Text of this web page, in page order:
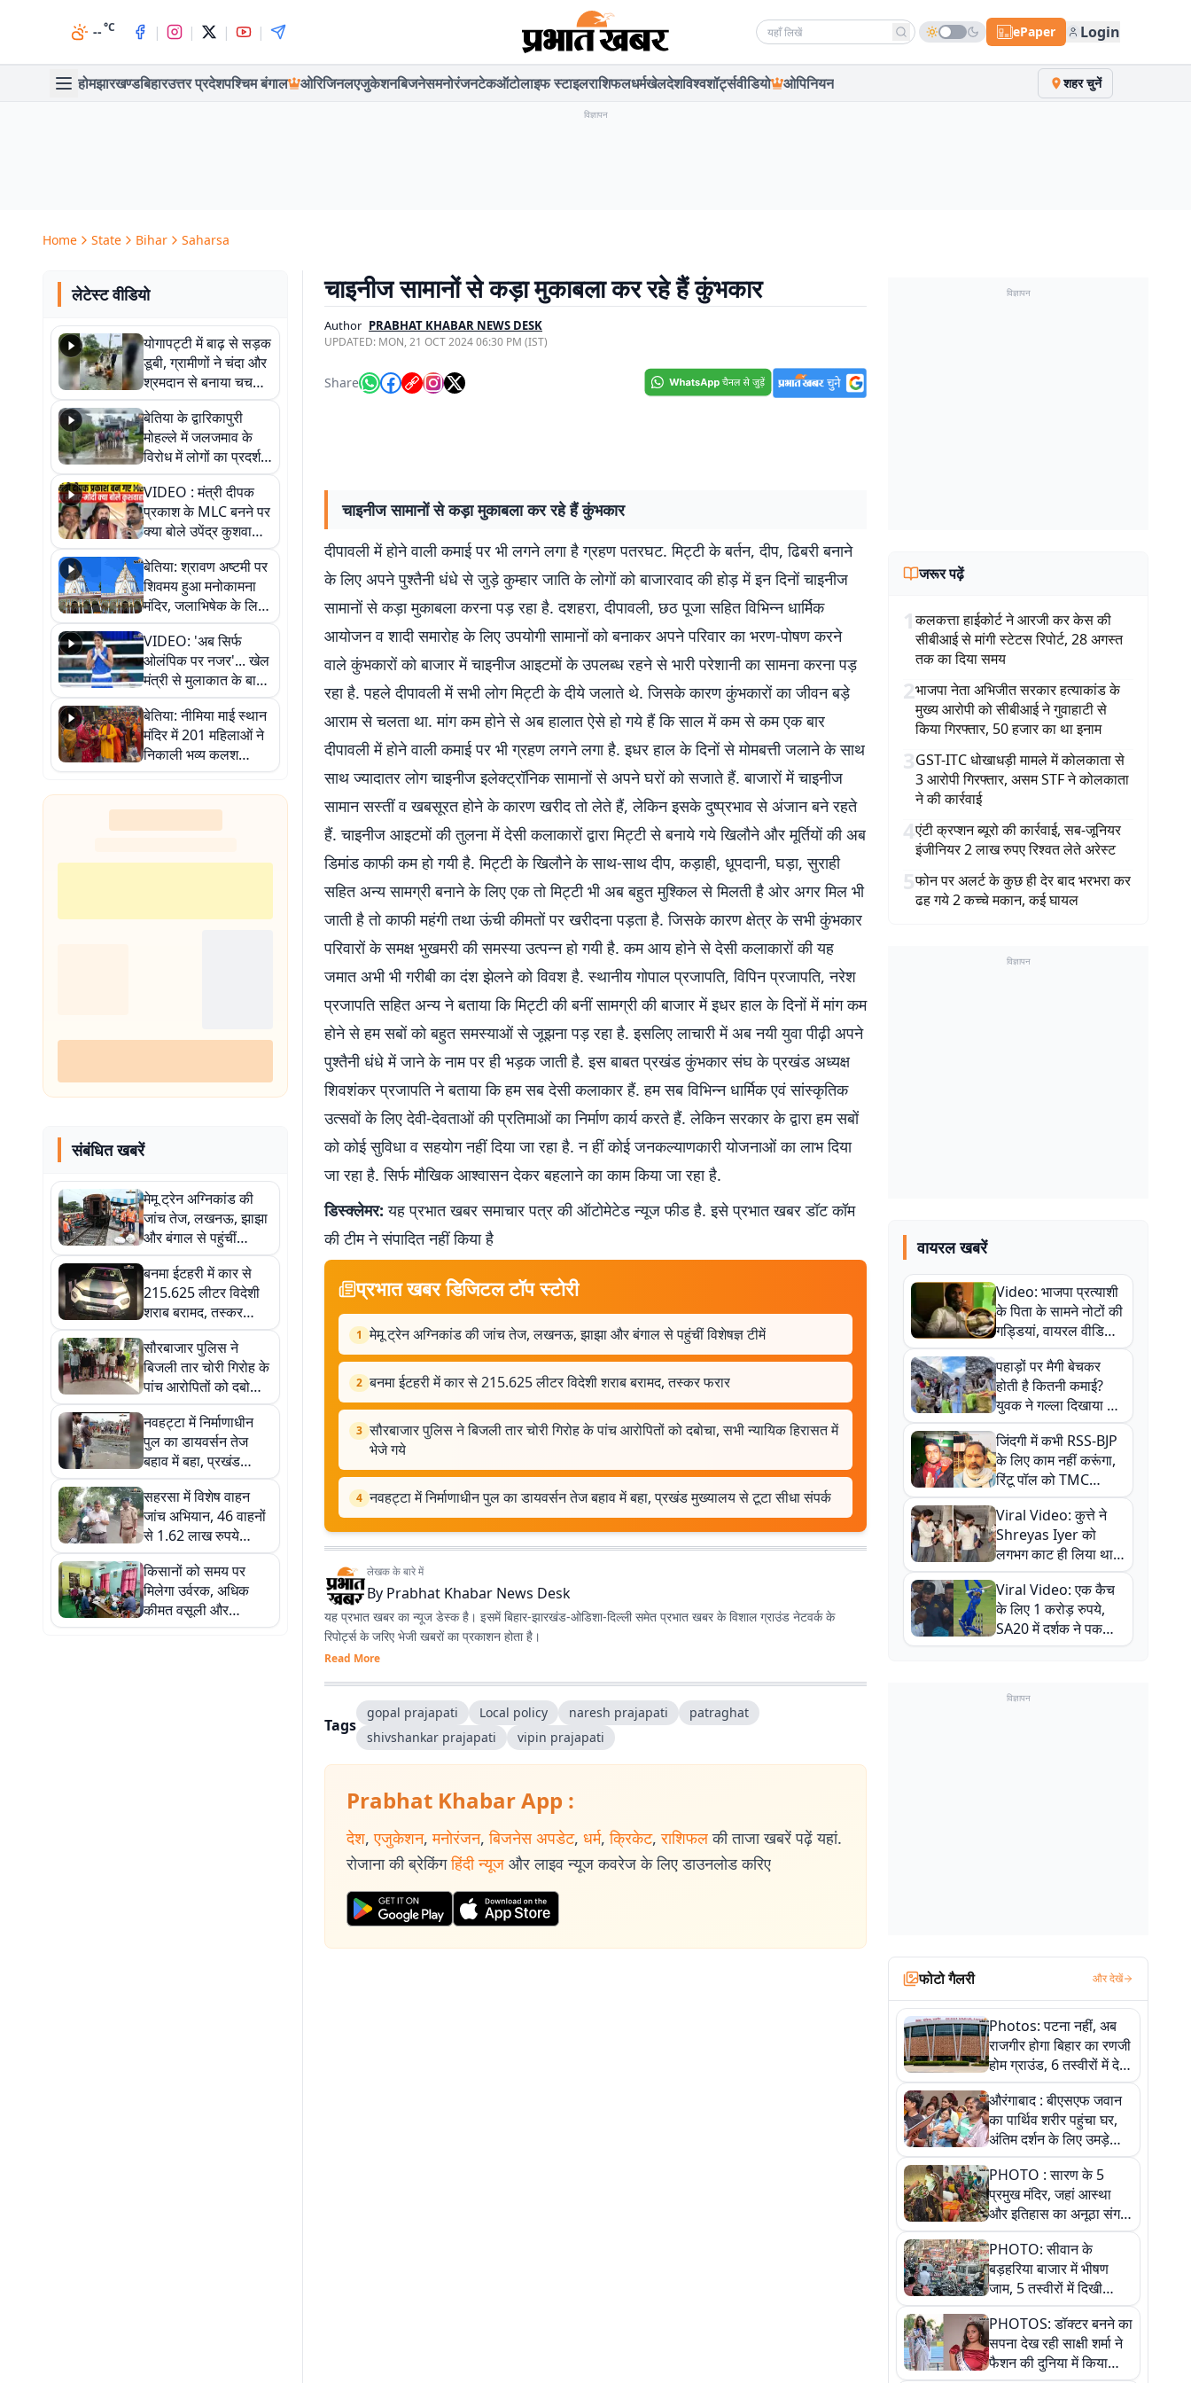
--°C | | | | Search news ePaper Login
होमझारखण्डबिहारउत्तर प्रदेशपश्चिम बंगाल ओरिजिनलएजुकेशनबिजनेसमनोरंजनटेकऑटोलाइफ स्टाइलराशिफलधर्मखेलदेशविश्वशॉर्ट्सवीडियो ओपिनियन शहर चुनें
विज्ञापन
Home State Bihar Saharsa
लेटेस्ट वीडियो
योगापट्टी में बाढ़ से सड़क
डूबी, ग्रामीणों ने चंदा और
श्रमदान से बनाया चचरी
पुल
बेतिया के द्वारिकापुरी
मोहल्ले में जलजमाव के
विरोध में लोगों का प्रदर्शन,
स्थायी समाधान की मांग
VIDEO : मंत्री दीपक
प्रकाश के MLC बनने पर
क्या बोले उपेंद्र कुशवाहा,
सुनिए
बेतिया: श्रावण अष्टमी पर
शिवमय हुआ मनोकामना
मंदिर, जलाभिषेक के लिए
लगी लंबी कतारें
VIDEO: 'अब सिर्फ
ओलंपिक पर नजर'... खेल
मंत्री से मुलाकात के बाद
जैसमीन लंबोरिया का बड़ा
बयान
बेतिया: नीमिया माई स्थान
मंदिर में 201 महिलाओं ने
निकाली भव्य कलश
शोभायात्रा, शिवलिंग
प्राण-प्रतिष्ठा महोत्सव
शुरू
संबंधित खबरें
मेमू ट्रेन अग्निकांड की
जांच तेज, लखनऊ, झाझा
और बंगाल से पहुंचीं
विशेषज्ञ टीमें
बनमा ईटहरी में कार से
215.625 लीटर विदेशी
शराब बरामद, तस्कर
फरार
सौरबाजार पुलिस ने
बिजली तार चोरी गिरोह के
पांच आरोपितों को दबोचा,
सभी न्यायिक हिरासत में
भेजे गये
नवहट्टा में निर्माणाधीन
पुल का डायवर्सन तेज
बहाव में बहा, प्रखंड
मुख्यालय से टूटा सीधा
संपर्क
सहरसा में विशेष वाहन
जांच अभियान, 46 वाहनों
से 1.62 लाख रुपये
जुर्माना, बसों की सुरक्षा
व्यवस्था भी जांची गयी
किसानों को समय पर
मिलेगा उर्वरक, अधिक
कीमत वसूली और
कालाबाजारी पर होगी
चाइनीज सामानों से कड़ा मुकाबला कर रहे हैं कुंभकार
Author PRABHAT KHABAR NEWS DESK
UPDATED: MON, 21 OCT 2024 06:30 PM (IST)
Share
चाइनीज सामानों से कड़ा मुकाबला कर रहे हैं कुंभकार
दीपावली में होने वाली कमाई पर भी लगने लगा है ग्रहण पतरघट. मिट्टी के बर्तन, दीप, ढिबरी बनाने
के लिए अपने पुश्तैनी धंधे से जुड़े कुम्हार जाति के लोगों को बाजारवाद की होड़ में इन दिनों चाइनीज
सामानों से कड़ा मुकाबला करना पड़ रहा है. दशहरा, दीपावली, छठ पूजा सहित विभिन्न धार्मिक
आयोजन व शादी समारोह के लिए उपयोगी सामानों को बनाकर अपने परिवार का भरण-पोषण करने
वाले कुंभकारों को बाजार में चाइनीज आइटमों के उपलब्ध रहने से भारी परेशानी का सामना करना पड़
रहा है. पहले दीपावली में सभी लोग मिट्टी के दीये जलाते थे. जिसके कारण कुंभकारों का जीवन बड़े
आराम से चलता था. मांग कम होने से अब हालात ऐसे हो गये हैं कि साल में कम से कम एक बार
दीपावली में होने वाली कमाई पर भी ग्रहण लगने लगा है. इधर हाल के दिनों से मोमबत्ती जलाने के साथ
साथ ज्यादातर लोग चाइनीज इलेक्ट्रॉनिक सामानों से अपने घरों को सजाते हैं. बाजारों में चाइनीज
सामान सस्तीं व खबसूरत होने के कारण खरीद तो लेते हैं, लेकिन इसके दुष्प्रभाव से अंजान बने रहते
हैं. चाइनीज आइटमों की तुलना में देसी कलाकारों द्वारा मिट्टी से बनाये गये खिलौने और मूर्तियों की अब
डिमांड काफी कम हो गयी है. मिट्टी के खिलौने के साथ-साथ दीप, कड़ाही, धूपदानी, घड़ा, सुराही
सहित अन्य सामग्री बनाने के लिए एक तो मिट्टी भी अब बहुत मुश्किल से मिलती है ओर अगर मिल भी
जाती है तो काफी महंगी तथा ऊंची कीमतों पर खरीदना पड़ता है. जिसके कारण क्षेत्र के सभी कुंभकार
परिवारों के समक्ष भुखमरी की समस्या उत्पन्न हो गयी है. कम आय होने से देसी कलाकारों की यह
जमात अभी भी गरीबी का दंश झेलने को विवश है. स्थानीय गोपाल प्रजापति, विपिन प्रजापति, नरेश
प्रजापति सहित अन्य ने बताया कि मिट्टी की बनीं सामग्री की बाजार में इधर हाल के दिनों में मांग कम
होने से हम सबों को बहुत समस्याओं से जूझना पड़ रहा है. इसलिए लाचारी में अब नयी युवा पीढ़ी अपने
पुश्तैनी धंधे में जाने के नाम पर ही भड़क जाती है. इस बाबत प्रखंड कुंभकार संघ के प्रखंड अध्यक्ष
शिवशंकर प्रजापति ने बताया कि हम सब देसी कलाकार हैं. हम सब विभिन्न धार्मिक एवं सांस्कृतिक
उत्सवों के लिए देवी-देवताओं की प्रतिमाओं का निर्माण कार्य करते हैं. लेकिन सरकार के द्वारा हम सबों
को कोई सुविधा व सहयोग नहीं दिया जा रहा है. न हीं कोई जनकल्याणकारी योजनाओं का लाभ दिया
जा रहा है. सिर्फ मौखिक आश्वासन देकर बहलाने का काम किया जा रहा है.
डिस्क्लेमर: यह प्रभात खबर समाचार पत्र की ऑटोमेटेड न्यूज फीड है. इसे प्रभात खबर डॉट कॉम
की टीम ने संपादित नहीं किया है
प्रभात खबर डिजिटल टॉप स्टोरी
1 मेमू ट्रेन अग्निकांड की जांच तेज, लखनऊ, झाझा और बंगाल से पहुंचीं विशेषज्ञ टीमें
2 बनमा ईटहरी में कार से 215.625 लीटर विदेशी शराब बरामद, तस्कर फरार
3 सौरबाजार पुलिस ने बिजली तार चोरी गिरोह के पांच आरोपितों को दबोचा, सभी न्यायिक हिरासत में
भेजे गये
4 नवहट्टा में निर्माणाधीन पुल का डायवर्सन तेज बहाव में बहा, प्रखंड मुख्यालय से टूटा सीधा संपर्क
लेखक के बारे में
By Prabhat Khabar News Desk
यह प्रभात खबर का न्यूज डेस्क है। इसमें बिहार-झारखंड-ओडिशा-दिल्‍ली समेत प्रभात खबर के विशाल ग्राउंड नेटवर्क के
रिपोर्ट्स के जरिए भेजी खबरों का प्रकाशन होता है।
Read More
Tags
gopal prajapati Local policy naresh prajapati
patraghat
shivshankar prajapati
vipin prajapati
Prabhat Khabar App :
देश, एजुकेशन, मनोरंजन, बिजनेस अपडेट, धर्म, क्रिकेट, राशिफल की ताजा खबरें पढ़ें यहां.
रोजाना की ब्रेकिंग हिंदी न्यूज और लाइव न्यूज कवरेज के लिए डाउनलोड करिए
विज्ञापन
जरूर पढ़ें
1कलकत्ता हाईकोर्ट ने आरजी कर केस की
सीबीआई से मांगी स्टेटस रिपोर्ट, 28 अगस्त
तक का दिया समय
2भाजपा नेता अभिजीत सरकार हत्याकांड के
मुख्य आरोपी को सीबीआई ने गुवाहाटी से
किया गिरफ्तार, 50 हजार का था इनाम
3GST-ITC धोखाधड़ी मामले में कोलकाता से
3 आरोपी गिरफ्तार, असम STF ने कोलकाता
ने की कार्रवाई
4एंटी क्रप्शन ब्यूरो की कार्रवाई, सब-जूनियर
इंजीनियर 2 लाख रुपए रिश्वत लेते अरेस्ट
5फोन पर अलर्ट के कुछ ही देर बाद भरभरा कर
ढह गये 2 कच्चे मकान, कई घायल
विज्ञापन
वायरल खबरें
Video: भाजपा प्रत्याशी
के पिता के सामने नोटों की
गड्डियां, वायरल वीडियो
से राजनीति में उबाल,
अजित महतो बोले- TMC
की गंदी चाल
पहाड़ों पर मैगी बेचकर
होती है कितनी कमाई?
युवक ने गल्ला दिखाया तो
नौकरी वालों के खड़े हो गए
कान
जिंदगी में कभी RSS-BJP
के लिए काम नहीं करूंगा,
रिंटू पॉल को TMC
ऑफिस में ले जाकर पीटा,
Video वायरल
Viral Video: कुत्ते ने
Shreyas Iyer को
लगभग काट ही लिया था,
न्यूजीलैंड सीरीज से पहले
बाल-बाल बचे
Viral Video: एक कैच
के लिए 1 करोड़ रुपये,
SA20 में दर्शक ने पकड़ा
एक हाथ से गजब का कैच
विज्ञापन
फोटो गैलरी और देखें
Photos: पटना नहीं, अब
राजगीर होगा बिहार का रणजी
होम ग्राउंड, 6 तस्वीरों में देखें
नए स्टेडियम की पूरी कहानी
औरंगाबाद : बीएसएफ जवान
का पार्थिव शरीर पहुंचा घर,
अंतिम दर्शन के लिए उमड़े
लोग
PHOTO : सारण के 5
प्रमुख मंदिर, जहां आस्था
और इतिहास का अनूठा संगम,
तस्वीरों में जानिए
PHOTO: सीवान के
बड़हरिया बाजार में भीषण
जाम, 5 तस्वीरों में दिखी
अव्यवस्था
PHOTOS: डॉक्टर बनने का
सपना देख रही साक्षी शर्मा ने
फैशन की दुनिया में किया